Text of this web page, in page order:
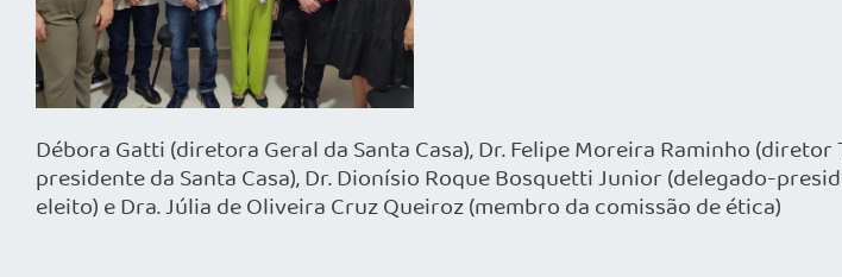
Débora Gatti (diretora Geral da Santa Casa), Dr. Felipe Moreira Raminho
presidente da Santa Casa), Dr. Dionísio Roque Bosquetti Junior (delegado-
eleito) e Dra. Júlia de Oliveira Cruz Queiroz (membro da comissão de ética)